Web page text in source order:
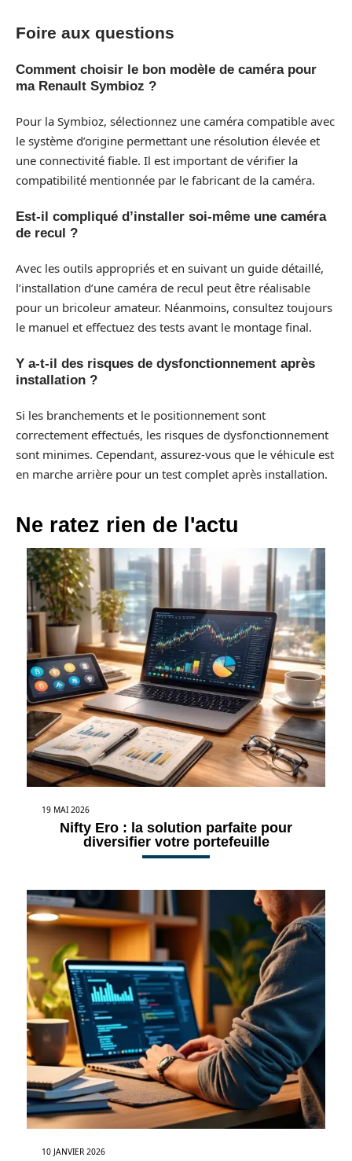
Foire aux questions
Comment choisir le bon modèle de caméra pour
ma Renault Symbioz ?
Pour la Symbioz, sélectionnez une caméra compatible avec
le système d’origine permettant une résolution élevée et
une connectivité fiable. Il est important de vérifier la
compatibilité mentionnée par le fabricant de la caméra.
Est-il compliqué d’installer soi-même une caméra
de recul ?
Avec les outils appropriés et en suivant un guide détaillé,
l’installation d’une caméra de recul peut être réalisable
pour un bricoleur amateur. Néanmoins, consultez toujours
le manuel et effectuez des tests avant le montage final.
Y a-t-il des risques de dysfonctionnement après
installation ?
Si les branchements et le positionnement sont
correctement effectués, les risques de dysfonctionnement
sont minimes. Cependant, assurez-vous que le véhicule est
en marche arrière pour un test complet après installation.
Ne ratez rien de l'actu
19 MAI 2026
Nifty Ero : la solution parfaite pour
diversifier votre portefeuille
10 JANVIER 2026